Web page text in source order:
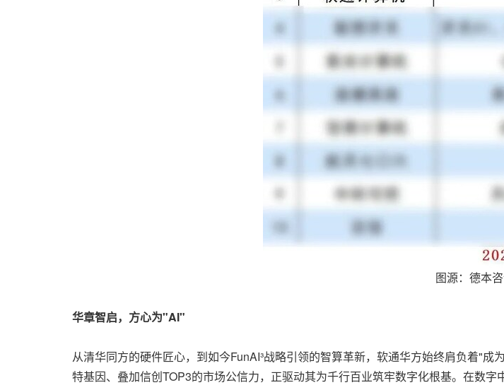
图源：德本
华章智启，方心为"AI"
从清华同方的硬件匠心，到如今FunAI³战略引领的智算革新，软通华方始终肩负着"
特基因、叠加信创TOP3的市场公信力，正驱动其为千行百业筑牢数字化根基。在数